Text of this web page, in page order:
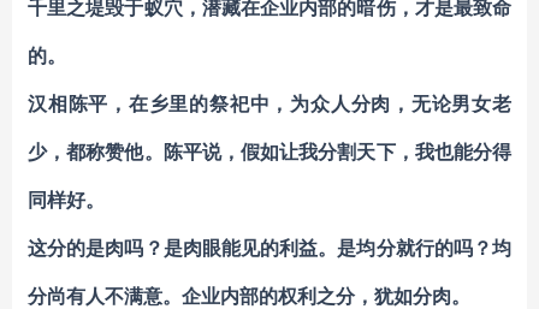
千里之堤毁于蚁穴，潜藏在企业内部的暗伤，才是最致命
的。
汉相陈平，在乡里的祭祀中，为众人分肉，无论男女老
少，都称赞他。陈平说，假如让我分割天下，我也能分得
同样好。
这分的是肉吗？是肉眼能见的利益。是均分就行的吗？均
分尚有人不满意。企业内部的权利之分，犹如分肉。